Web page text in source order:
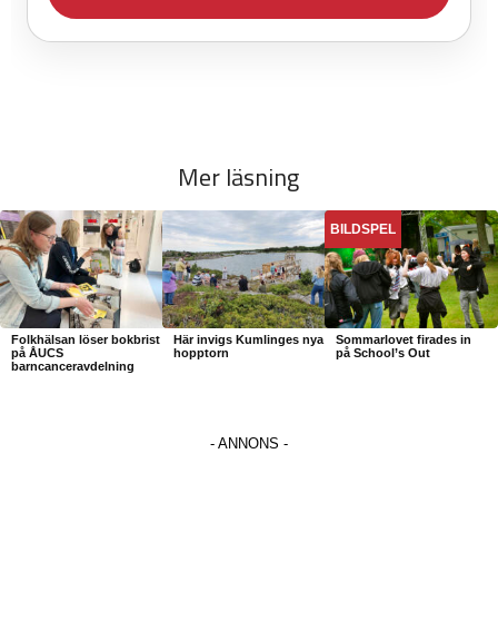
Mer läsning
Folkhälsan löser bokbrist
på ÅUCS
barncanceravdelning
Här invigs Kumlinges nya
hopptorn
BILDSPEL
Sommarlovet firades in
på School’s Out